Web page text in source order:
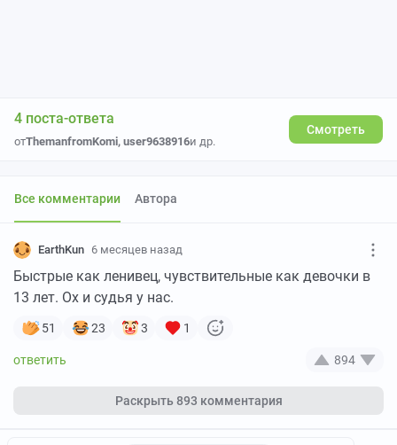
4 поста-ответа
отThemanfromKomi, user9638916и др.
Смотреть
Все комментарии Автора
EarthKun 6 месяцев назад
Быстрые как ленивец, чувствительные как девочки в
13 лет. Ох и судья у нас.
51 23 3 1
894
Раскрыть893 комментария